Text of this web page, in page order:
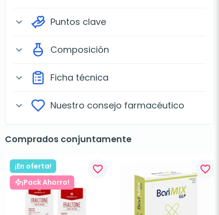
expand_more Puntos clave
expand_more Composición
expand_more Ficha técnica
expand_more Nuestro consejo farmacéutico
Comprados conjuntamente
¡En oferta!
¡Pack Ahorro!
favorite_border favorite_border